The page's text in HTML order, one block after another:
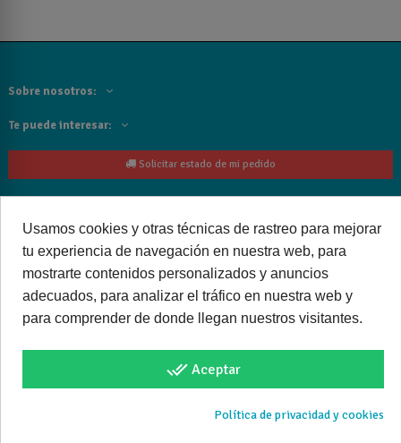
Sobre nosotros:
Te puede interesar:
Solicitar estado de mi pedido
Siguenos
Cancelar o devolver un pedido
Usamos cookies y otras técnicas de rastreo para mejorar
tu experiencia de navegación en nuestra web, para
mostrarte contenidos personalizados y anuncios
adecuados, para analizar el tráfico en nuestra web y
para comprender de donde llegan nuestros visitantes.
done_all Aceptar
Política de privacidad y cookies